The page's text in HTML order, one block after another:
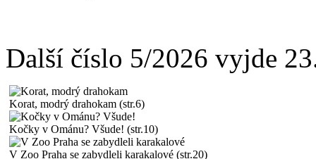
Další číslo 5/2026 vyjde
Korat, modrý drahokam (str.6)
Kočky v Ománu? Všude! (str.10)
V Zoo Praha se zabydleli karakalové (str.20)